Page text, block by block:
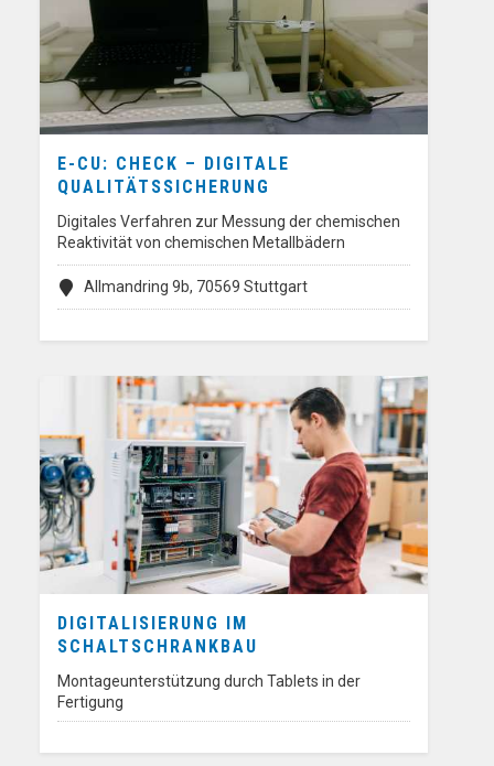
E-CU: CHECK – DIGITALE
QUALITÄTSSICHERUNG
Digitales Verfahren zur Messung der chemischen
Reaktivität von chemischen Metallbädern
Allmandring 9b, 70569 Stuttgart
DIGITALISIERUNG IM
SCHALTSCHRANKBAU
Montageunterstützung durch Tablets in der
Fertigung